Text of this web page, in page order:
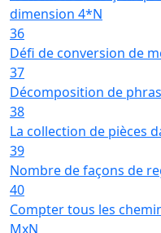
dimension 4*N
36
Défi de conversion de
37
Décomposition de
38
La collection de pièces
39
Nombre de façons de
40
Compter tous les
MxN